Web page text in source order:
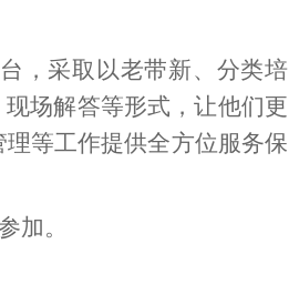
，采取以老带新、分类培
场解答等形式，让他们更
等工作提供全方位服务保
加。